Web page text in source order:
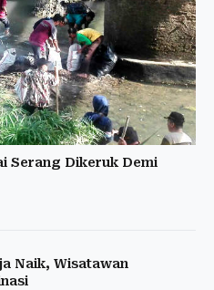
Serang Dikeruk Demi
Naik, Wisatawan